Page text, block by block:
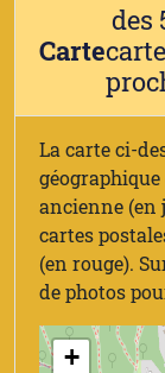
Carte
des
La carte ci-
ancienne (en
cartes
(en rouge).
de photos
+